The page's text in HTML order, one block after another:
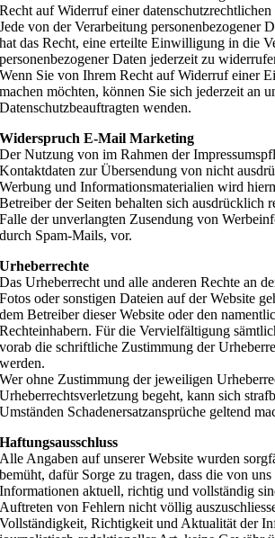
Recht auf Widerruf einer
Jede von der Verarbeitung personenbezogener
hat das Recht, eine erteilte Einwilligung in die
personenbezogener Daten jederzeit zu
Wenn Sie von Ihrem Recht auf Widerruf einer
machen möchten, können Sie sich jederzeit an
Datenschutzbeauftragten wenden.
Widerspruch E-Mail Marketing
Der Nutzung von im Rahmen der
Kontaktdaten zur Übersendung von nicht
Werbung und Informationsmaterialien wird
Betreiber der Seiten behalten sich ausdrücklich
Falle der unverlangten Zusendung von
durch Spam-Mails, vor.
Urheberrechte
Das Urheberrecht und alle anderen Rechte an
Fotos oder sonstigen Dateien auf der Website
dem Betreiber dieser Website oder den
Rechteinhabern. Für die Vervielfältigung
vorab die schriftliche Zustimmung der
werden.
Wer ohne Zustimmung der jeweiligen
Urheberrechtsverletzung begeht, kann sich
Umständen Schadenersatzansprüche geltend
Haftungsausschluss
Alle Angaben auf unserer Website wurden
bemüht, dafür Sorge zu tragen, dass die von uns
Informationen aktuell, richtig und vollständig
Auftreten von Fehlern nicht völlig
Vollständigkeit, Richtigkeit und Aktualität der